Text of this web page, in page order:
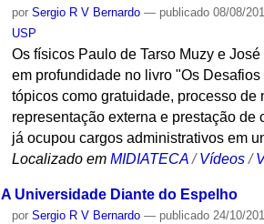
porSergio R V Bernardo — publicado 08/08/
USP
Os físicos Paulo de Tarso Muzy e
em profundidade no livro "Os
tópicos como gratuidade, processo
representação externa e prestação de
já ocupou cargos administrativos em
Localizado em MIDIATECA /Vídeos /
A Universidade Diante do Espelho
porSergio R V Bernardo — publicado 24/10/